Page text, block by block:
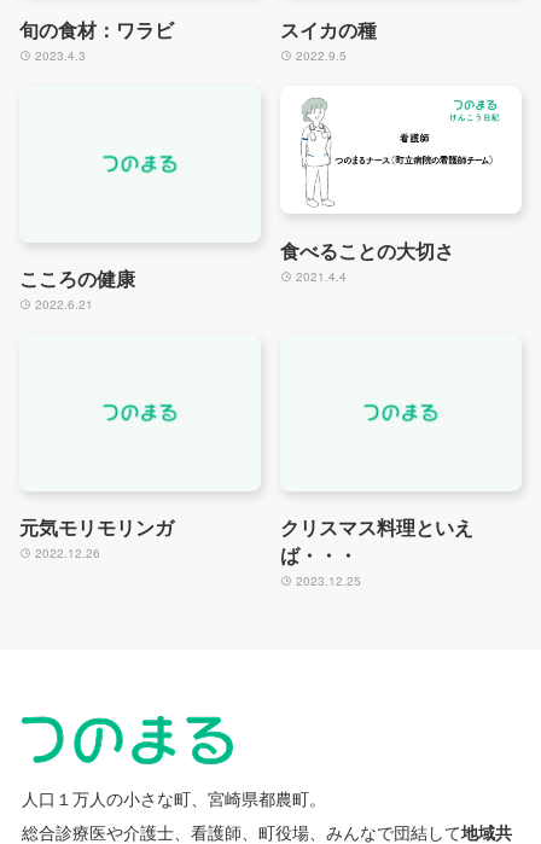
旬の食材：ワラビ
2023.4.3
スイカの種
2022.9.5
こころの健康
2022.6.21
食べることの大切さ
2021.4.4
元気モリモリンガ
2022.12.26
クリスマス料理といえ
ば・・・
2023.12.25
人口１万人の小さな町、宮崎県都農町。
総合診療医や介護士、看護師、町役場、みんなで団結して地域共